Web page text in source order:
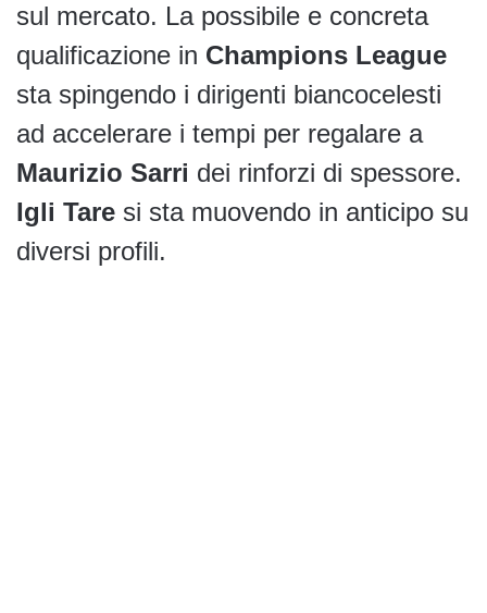
sul mercato. La possibile e concreta
qualificazione in Champions League
sta spingendo i dirigenti biancocelesti
ad accelerare i tempi per regalare a
Maurizio Sarri dei rinforzi di spessore.
Igli Tare si sta muovendo in anticipo su
diversi profili.